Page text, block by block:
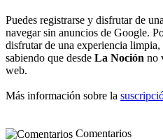
Puedes registrarse y disfrutar de una
navegar sin anuncios de Google.
disfrutar de una experiencia
sabiendo que desde La Noción no
web.
Más información sobre la
Comentarios